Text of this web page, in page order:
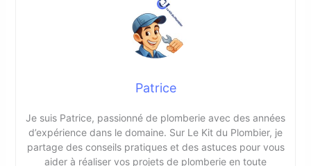
Patrice
Je suis Patrice, passionné de plomberie avec des années
d’expérience dans le domaine. Sur Le Kit du Plombier, je
partage des conseils pratiques et des astuces pour vous
aider à réaliser vos projets de plomberie en toute